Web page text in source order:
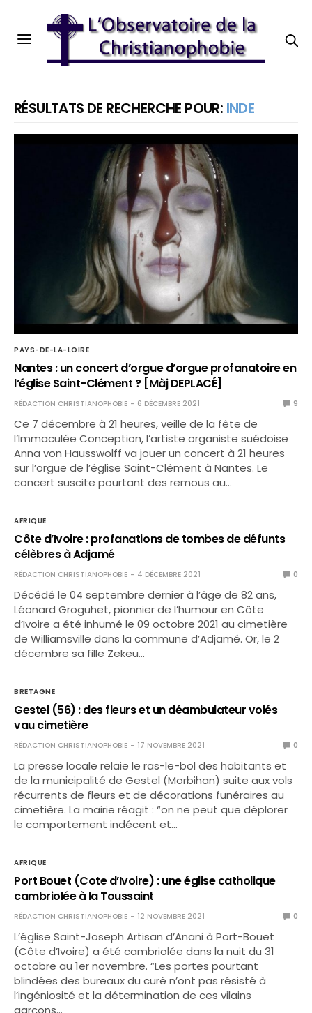
RÉSULTATS DE RECHERCHE POUR: INDE
PAYS-DE-LA-LOIRE
Nantes : un concert d’orgue d’orgue profanatoire en
l’église Saint-Clément ? [Màj DEPLACÉ]
RÉDACTION CHRISTIANOPHOBIE 6 DÉCEMBRE 2021 9
Ce 7 décembre à 21 heures, veille de la fête de
l’Immaculée Conception, l’artiste organiste suédoise
Anna von Hausswolff va jouer un concert à 21 heures
sur l’orgue de l’église Saint-Clément à Nantes. Le
concert suscite pourtant des remous au…
AFRIQUE
Côte d’Ivoire : profanations de tombes de défunts
célèbres à Adjamé
RÉDACTION CHRISTIANOPHOBIE 4 DÉCEMBRE 2021 0
Décédé le 04 septembre dernier à l’âge de 82 ans,
Léonard Groguhet, pionnier de l’humour en Côte
d’Ivoire a été inhumé le 09 octobre 2021 au cimetière
de Williamsville dans la commune d’Adjamé. Or, le 2
décembre sa fille Zekeu…
BRETAGNE
Gestel (56) : des fleurs et un déambulateur volés
vau cimetière
RÉDACTION CHRISTIANOPHOBIE 17 NOVEMBRE 2021 0
La presse locale relaie le ras-le-bol des habitants et
de la municipalité de Gestel (Morbihan) suite aux vols
récurrents de fleurs et de décorations funéraires au
cimetière. La mairie réagit : “on ne peut que déplorer
le comportement indécent et…
AFRIQUE
Port Bouet (Cote d’Ivoire) : une église catholique
cambriolée à la Toussaint
RÉDACTION CHRISTIANOPHOBIE 12 NOVEMBRE 2021 0
L’église Saint-Joseph Artisan d’Anani à Port-Bouët
(Côte d’Ivoire) a été cambriolée dans la nuit du 31
octobre au 1er novembre. “Les portes pourtant
blindées des bureaux du curé n’ont pas résisté à
l’ingéniosité et la détermination de ces vilains
garçons…